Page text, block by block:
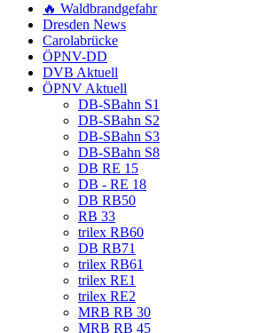
🔥 Waldbrandgefahr
Dresden News
Carolabrücke
ÖPNV-DD
DVB Aktuell
ÖPNV Aktuell
DB-SBahn S1
DB-SBahn S2
DB-SBahn S3
DB-SBahn S8
DB RE 15
DB - RE 18
DB RB50
RB 33
trilex RB60
DB RB71
trilex RB61
trilex RE1
trilex RE2
MRB RB 30
MRB RB 45